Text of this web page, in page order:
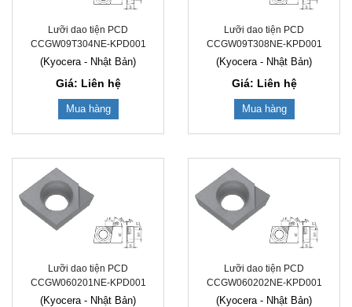
Lưỡi dao tiện PCD
CCGW09T304NE-KPD001
(Kyocera - Nhật Bản)
Giá: Liên hệ
Mua hàng
Lưỡi dao tiện PCD
CCGW09T308NE-KPD001
(Kyocera - Nhật Bản)
Giá: Liên hệ
Mua hàng
Lưỡi dao tiện PCD
CCGW060201NE-KPD001
(Kyocera - Nhật Bản)
Lưỡi dao tiện PCD
CCGW060202NE-KPD001
(Kyocera - Nhật Bản)